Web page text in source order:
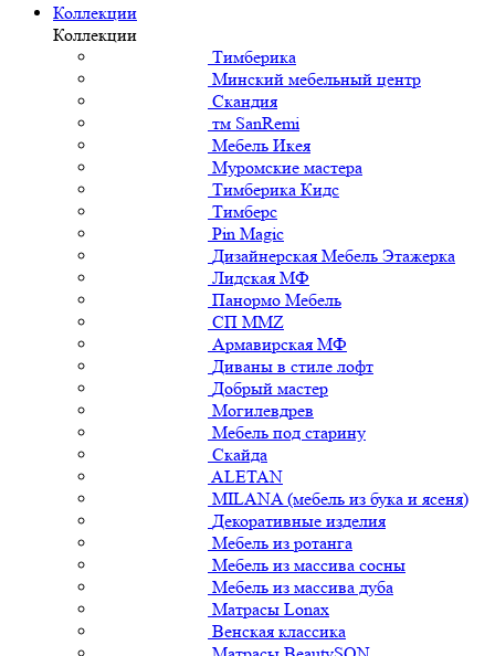
Коллекции
Коллекции
Тимберика
Минский мебельный центр
Скандия
тм SanRemi
Мебель Икея
Муромские мастера
Тимберика Кидс
Тимберс
Pin Magic
Дизайнерская Мебель Этажерка
Лидская МФ
Панормо Мебель
СП ММZ
Армавирская МФ
Диваны в стиле лофт
Добрый мастер
Могилевдрев
Мебель под старину
Скайда
ALETAN
MILANA (мебель из бука и ясеня)
Декоративные изделия
Мебель из ротанга
Мебель из массива сосны
Мебель из массива дуба
Матрасы Lonax
Венская классика